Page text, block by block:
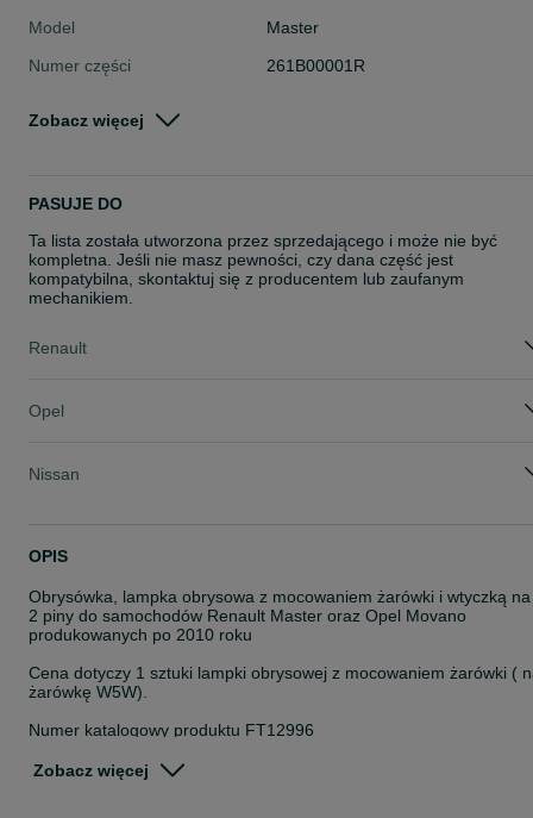
Model
Master
Numer części
261B00001R
Stan
Rodzaj
Oświetlenie
Zobacz więcej
PASUJE DO
Ta lista została utworzona przez sprzedającego i może nie być
kompletna. Jeśli nie masz pewności, czy dana część jest
kompatybilna, skontaktuj się z producentem lub zaufanym
mechanikiem.
Renault
Opel
Nissan
OPIS
Obrysówka, lampka obrysowa z mocowaniem żarówki i wtyczką na
2 piny do samochodów Renault Master oraz Opel Movano
produkowanych po 2010 roku
Cena dotyczy 1 sztuki lampki obrysowej z mocowaniem żarówki (
żarówkę W5W).
Numer katalogowy produktu FT12996
Producent FAST
Zobacz więcej